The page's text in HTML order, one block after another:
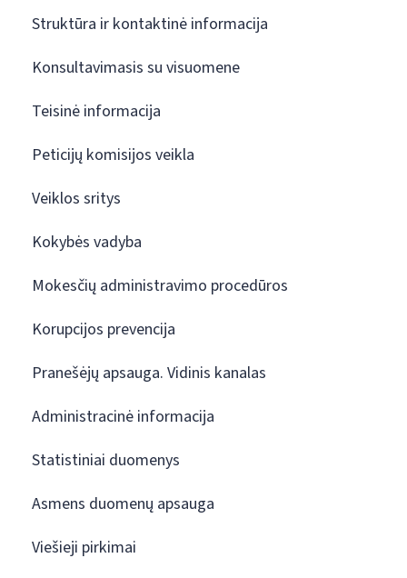
Struktūra ir kontaktinė informacija
Konsultavimasis su visuomene
Teisinė informacija
Peticijų komisijos veikla
Veiklos sritys
Kokybės vadyba
Mokesčių administravimo procedūros
Korupcijos prevencija
Pranešėjų apsauga. Vidinis kanalas
Administracinė informacija
Statistiniai duomenys
Asmens duomenų apsauga
Viešieji pirkimai